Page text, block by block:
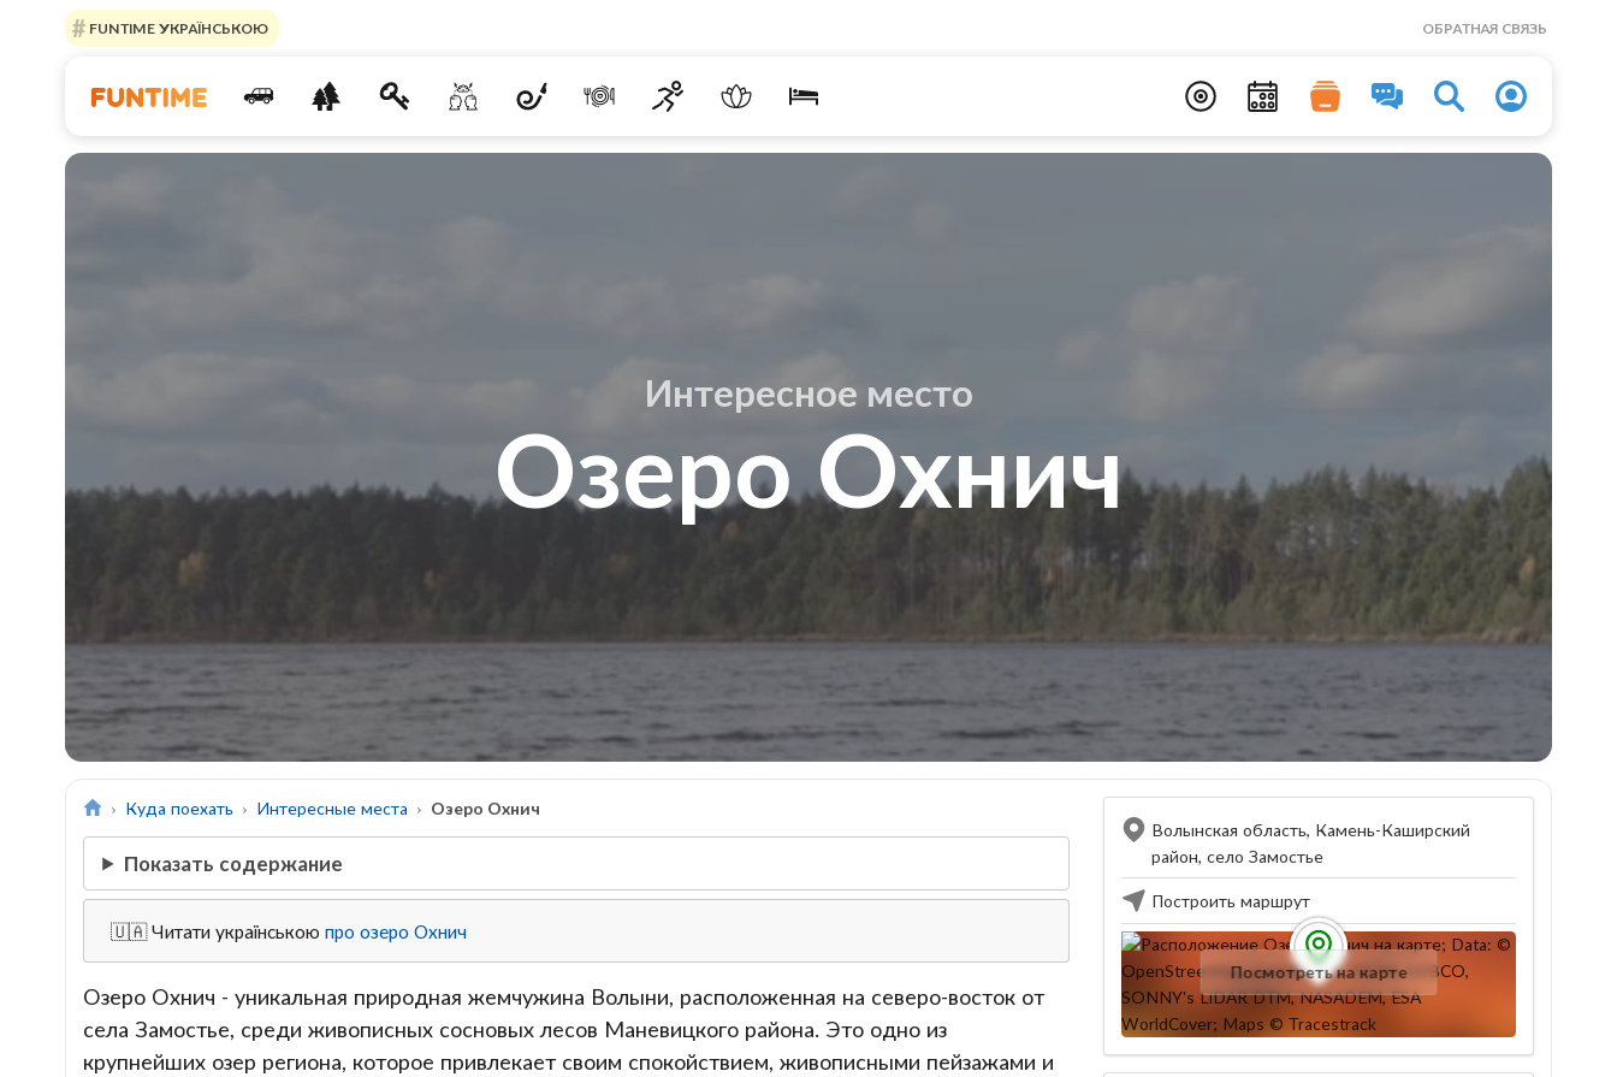
FUNTIME УКРАЇНСЬКОЮ ОБРАТНАЯ СВЯЗЬ
Интересное место
Озеро Охнич
Куда поехать Интересные места Озеро Охнич
Показать содержание
🇺🇦 Читати українською про озеро Охнич
Озеро Охнич - уникальная природная жемчужина Волыни, расположенная на северо-восток от
села Замостье, среди живописных сосновых лесов Маневицкого района. Это одно из
крупнейших озер региона, которое привлекает своим спокойствием, живописными пейзажами и
Волынская область, Камень-Каширский
район, село Замостье
Построить маршрут
Посмотреть на карте